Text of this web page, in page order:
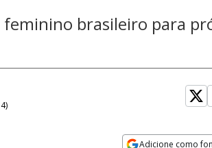
brasileiro para
)
Adicione como